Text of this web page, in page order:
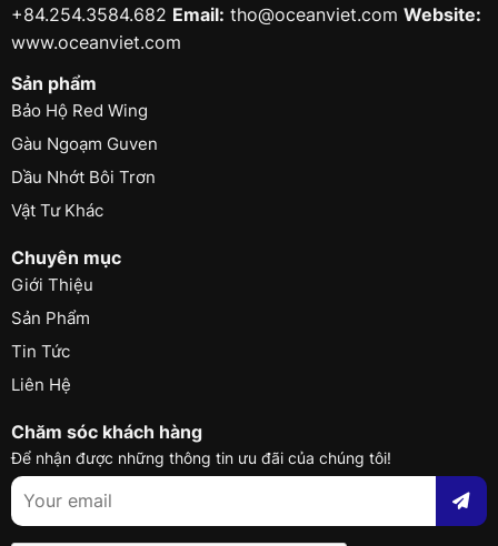
+84.254.3584.682 Email: tho@oceanviet.com Website:
www.oceanviet.com
Sản phẩm
Bảo Hộ Red Wing
Gàu Ngoạm Guven
Dầu Nhớt Bôi Trơn
Vật Tư Khác
Chuyên mục
Giới Thiệu
Sản Phẩm
Tin Tức
Liên Hệ
Chăm sóc khách hàng
Để nhận được những thông tin ưu đãi của chúng tôi!